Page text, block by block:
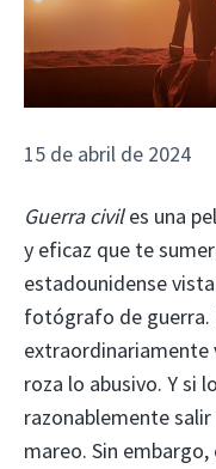
15 de abril de 2024
Guerra civiles una
y eficaz que te
estadounidense
fotógrafo de guerra.
extraordinariamente
roza lo abusivo. Y si
razonablemente
mareo. Sin